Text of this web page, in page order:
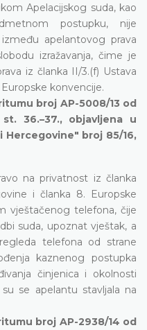
Apelacijskog suda, kao
postupku, nije
apelantovog prava
izražavanja, čime je
iz članka II/3.(f) Ustava
konvencije.
broj AP-5008/13 od
36.–37., objavljena u
Hercegovine" broj 85/16,
na privatnost iz članka
i članka 8. Europske
vještačenog telefona, čije
suda, upoznat vještak, a
telefona od strane
kaznenog postupka
činjenica i okolnosti
se apelantu stavljala na
broj AP-2938/14 od